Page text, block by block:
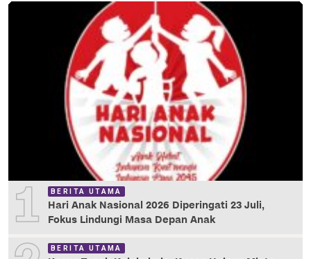
1 BERITA UTAMA
Hari Anak Nasional 2026 Diperingati 23 Juli,
Fokus Lindungi Masa Depan Anak
BERITA UTAMA